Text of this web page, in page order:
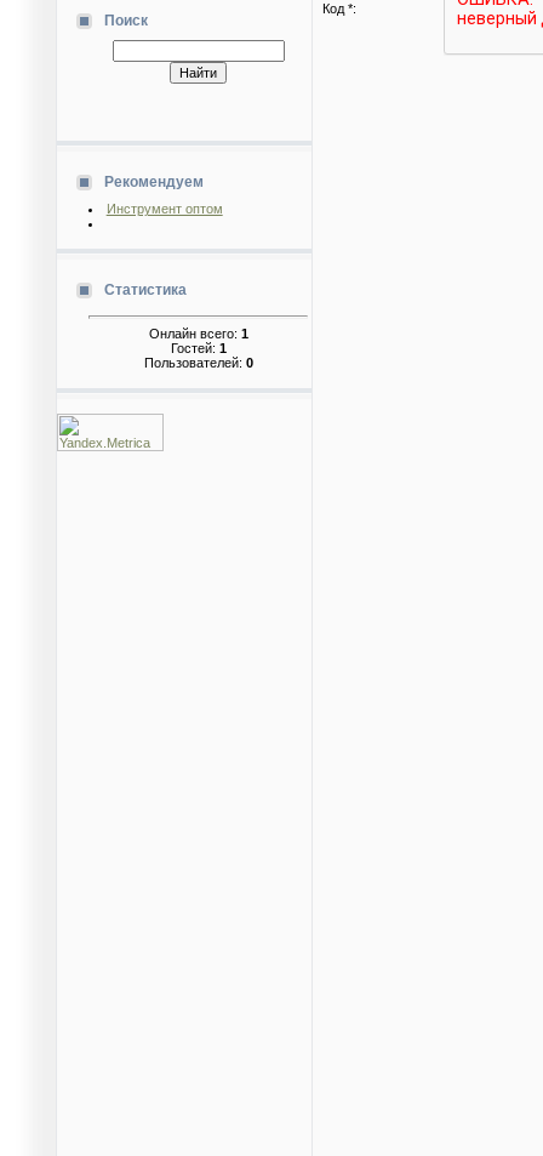
Поиск
Рекомендуем
Инструмент оптом
Статистика
Онлайн всего: 1
Гостей: 1
Пользователей: 0
Код *: